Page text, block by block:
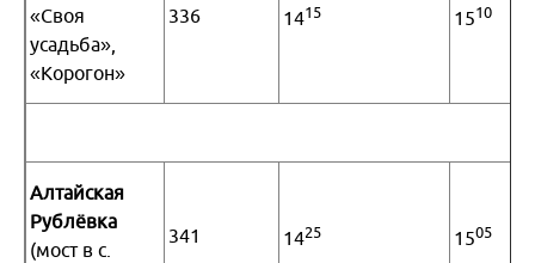
«Своя
усадьба»,
«Корогон»
336 1415 1510
Алтайская
Рублёвка
(мост в с.
341 1425 1505